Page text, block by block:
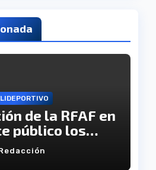
de la RFAF en
público los
de la categoría